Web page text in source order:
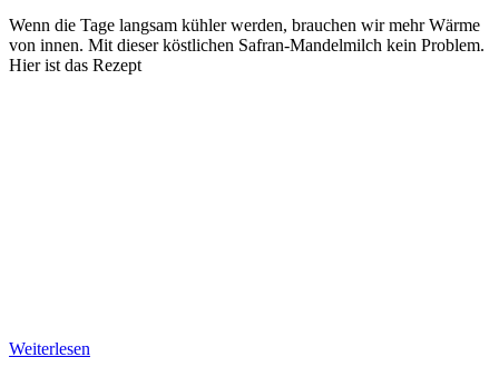
Wenn die Tage langsam kühler werden, brauchen wir mehr Wärme
von innen. Mit dieser köstlichen Safran-Mandelmilch kein Problem.
Hier ist das Rezept
Weiterlesen